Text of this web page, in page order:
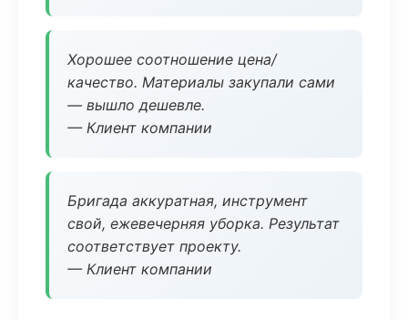
Хорошее соотношение цена/
качество. Материалы закупали сами
— вышло дешевле.
— Клиент компании
Бригада аккуратная, инструмент
свой, ежевечерняя уборка. Результат
соответствует проекту.
— Клиент компании